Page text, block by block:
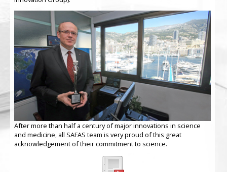
After more than half a century of major innovations in science
and medicine, all SAFAS team is very proud of this great
acknowledgement of their commitment to science.